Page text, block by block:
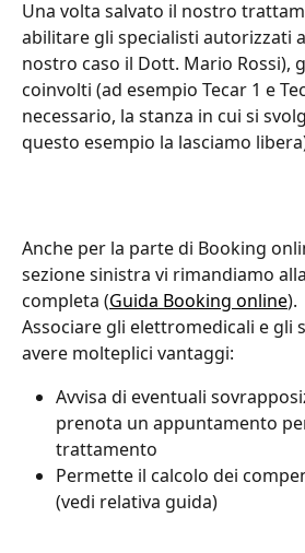
Una volta salvato il nostro
abilitare gli specialisti autorizzati
nostro caso il Dott. Mario Rossi),
coinvolti (ad esempio Tecar 1 e
necessario, la stanza in cui si
questo esempio la lasciamo
Anche per la parte di Booking
sezione sinistra vi rimandiamo
completa (Guida Booking online).
Associare gli elettromedicali e gli
avere molteplici vantaggi:
Avvisa di eventuali
prenota un appuntamento
trattamento
Permette il calcolo dei
(vedi relativa guida)